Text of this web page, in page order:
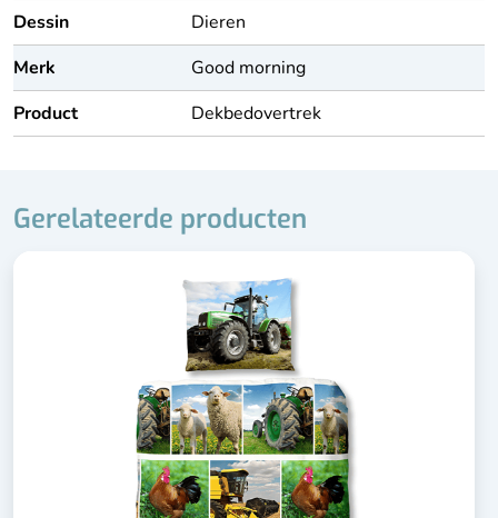
Dessin
Dieren
Merk
Good morning
Product
Dekbedovertrek
Gerelateerde producten
Dubbelzijdig dekbedovertrek
Bijpassende kussensloop 60x70 cm